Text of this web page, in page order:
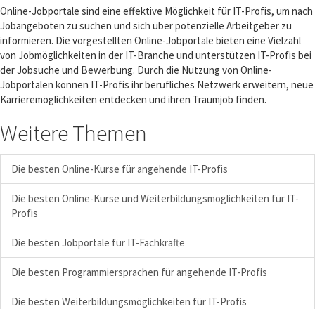
Online-Jobportale sind eine effektive Möglichkeit für IT-Profis, um nach
Jobangeboten zu suchen und sich über potenzielle Arbeitgeber zu
informieren. Die vorgestellten Online-Jobportale bieten eine Vielzahl
von Jobmöglichkeiten in der IT-Branche und unterstützen IT-Profis bei
der Jobsuche und Bewerbung. Durch die Nutzung von Online-
Jobportalen können IT-Profis ihr berufliches Netzwerk erweitern, neue
Karrieremöglichkeiten entdecken und ihren Traumjob finden.
Weitere Themen
Die besten Online-Kurse für angehende IT-Profis
Die besten Online-Kurse und Weiterbildungsmöglichkeiten für IT-
Profis
Die besten Jobportale für IT-Fachkräfte
Die besten Programmiersprachen für angehende IT-Profis
Die besten Weiterbildungsmöglichkeiten für IT-Profis